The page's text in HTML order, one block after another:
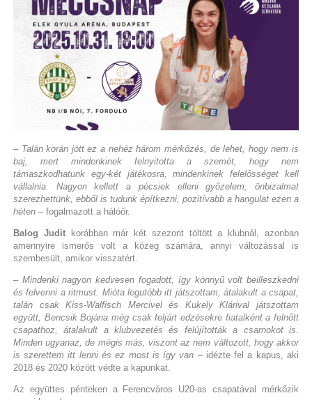
– Talán korán jött ez a nehéz három mérkőzés, de lehet, hogy nem is
baj, mert mindenkinek felnyitotta a szemét, hogy nem
támaszkodhatunk egy-két játékosra, mindenkinek felelősséget kell
vállalnia. Nagyon kellett a pécsiek elleni győzelem, önbizalmat
szerezhettünk, ebből is tudunk építkezni, pozitívabb a hangulat ezen a
héten– fogalmazott a hálóőr.
Balog Judit
korábban már két szezont töltött a klubnál, azonban
amennyire ismerős volt a közeg számára, annyi változással is
szembesült, amikor visszatért.
– Mindenki nagyon kedvesen fogadott, így könnyű volt beilleszkedni
és felvenni a ritmust. Mióta legutóbb itt játszottam, átalakult a csapat,
talán csak Kiss-Walfisch Mercivel és Kukely Klárival játszottam
együtt, Bencsik Bojána még csak feljárt edzésekre fiatalként a felnőtt
csapathoz, átalakult a klubvezetés és felújították a csarnokot is.
Minden ugyanaz, de mégis más, viszont az nem változott, hogy akkor
is szerettem itt lenni és ez most is így van – idézte fel a kapus, aki
2018 és 2020 között védte a kapunkat.
Az együttes pénteken a Ferencváros U20-as csapatával mérkőzik